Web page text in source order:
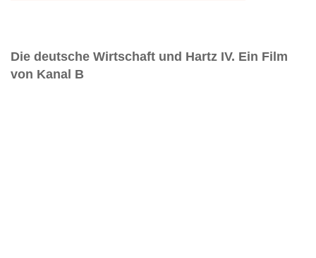
Die deutsche Wirtschaft und Hartz IV. Ein Film
von Kanal B